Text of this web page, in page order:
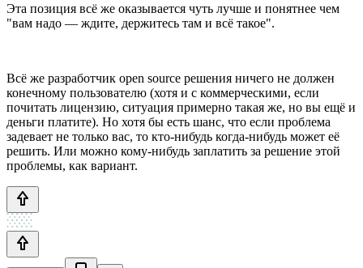
Эта позиция всё же оказывается чуть лучше и понятнее чем
"вам надо — ждите, держитесь там и всё такое".
Всё же разработчик open source решения ничего не должен
конечному пользователю (хотя и с коммерческими, если
почитать лицензию, ситуация примерно такая же, но вы ещё и
деньги платите). Но хотя бы есть шанс, что если проблема
задевает не только вас, то кто-нибудь когда-нибудь может её
решить. Или можно кому-нибудь заплатить за решение этой
проблемы, как вариант.